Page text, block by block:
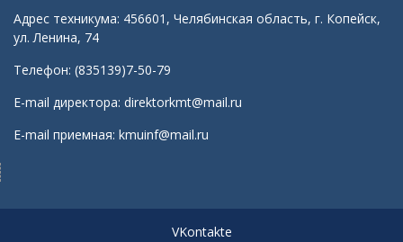
Адрес техникума: 456601, Челябинская область, г. Копейск,
ул. Ленина, 74
Телефон: (835139)7-50-79
E-mail директора: direktorkmt@mail.ru
E-mail приемная: kmuinf@mail.ru
VKontakte